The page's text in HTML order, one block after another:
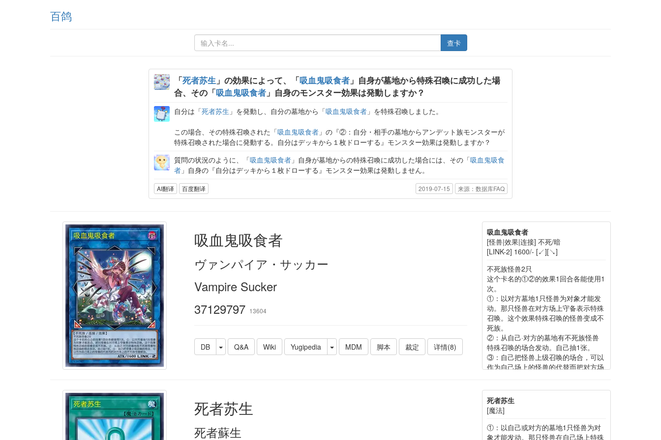
百鸽
查卡
「死者苏生 」の効果によって、「吸血鬼吸食者 」自身が墓地から特殊召喚に成功した場
合、その「吸血鬼吸食者 」自身のモンスター効果は発動しますか？
自分は「死者苏生 」を発動し、自分の墓地から「吸血鬼吸食者 」を特殊召喚しました。
この場合、その特殊召喚された「吸血鬼吸食者 」の『②：自分・相手の墓地からアンデット族モンスターが
特殊召喚された場合に発動する。自分はデッキから１枚ドローする』モンスター効果は発動しますか？
質問の状況のように、「吸血鬼吸食者 」自身が墓地からの特殊召喚に成功した場合には、その「吸血鬼吸食
者 」自身の『自分はデッキから１枚ドローする』モンスター効果は発動しません。
AI翻译 百度翻译 2019-07-15 来源：数据库FAQ
吸血鬼吸食者
ヴァンパイア・サッカー
Vampire Sucker
37129797 13604
DB Q&A Wiki Yugipedia MDM 脚本 裁定 详情(8)
吸血鬼吸食者
[怪兽|效果|连接] 不死/暗
[LINK-2] 1600/- [↙][↘]
不死族怪兽2只
这个卡名的①②的效果1回合各能使用1
次。
①：以对方墓地1只怪兽为对象才能发
动。那只怪兽在对方场上守备表示特殊
召唤。这个效果特殊召唤的怪兽变成不
死族。
②：从自己·对方的墓地有不死族怪兽
特殊召唤的场合发动。自己抽1张。
③：自己把怪兽上级召唤的场合，可以
作为自己场上的怪兽的代替而把对方场
死者苏生
死者蘇生
死者苏生
[魔法]
①：以自己或对方的墓地1只怪兽为对
象才能发动。那只怪兽在自己场上特殊